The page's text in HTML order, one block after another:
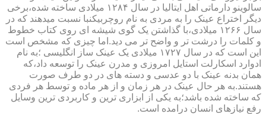
سالوینو دارماتی اهل ایتالیا در سال ۱۲۸۴ میلادی ساخته شده،برخی
دیگر اختراع عینک را به مردی به نام روچربیکنبا نسبت میدهند که در
سال ۱۲۶۶ میلادی،با گذاشتن یک گوی شیشه ای روی کتاب خطوط
و کلمات را درشت تر و واضح تر می دید.اما چیزی که مشخص است
این است که در سال ۱۷۲۷ میلادی یک عینک ساز انگلیسی ؛به نام
ادوارد اسکارلت استایل امروزی و مدرن عینک را توسعه داد،که
همان بدنه عینک با دو عدسی و دسته های در دو طرف صورت
هستند.به هر حال عینک در هر زمان و از هر ماده و توسط هر فردی
که ساخته شده باشد؛به یکی از ابزاری ترین و کاربردی ترین وسایل
رفع نیازهای انسان درامده است.